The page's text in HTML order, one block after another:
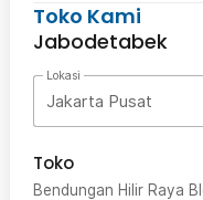
Toko Kami
Jabodetabek
Lokasi
Jakarta Pusat
Toko
Bendungan Hilir Raya